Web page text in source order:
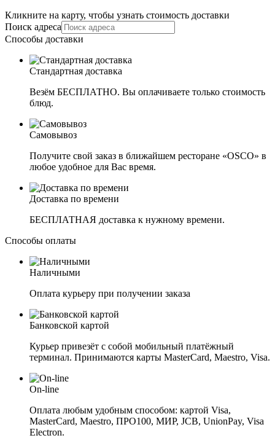
Кликните на карту, чтобы узнать стоимость доставки
Поиск адреса
Способы доставки
Стандартная доставка
Везём БЕСПЛАТНО. Вы оплачиваете только стоимость
блюд.
Самовывоз
Получите свой заказ в ближайшем ресторане «OSCO» в
любое удобное для Вас время.
Доставка по времени
БЕСПЛАТНАЯ доставка к нужному времени.
Способы оплаты
Наличными
Оплата курьеру при получении заказа
Банковской картой
Курьер привезёт с собой мобильный платёжный
терминал. Принимаются карты MasterCard, Maestro, Visa.
On-line
Оплата любым удобным способом: картой Visa,
MasterCard, Maestro, ПРО100, МИР, JCB, UnionPay, Visa
Electron.